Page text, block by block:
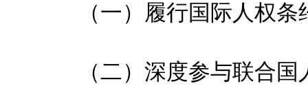
（一）履行国际人权条
（二）深度参与联合国